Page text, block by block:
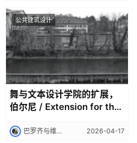
公共建筑设计
舞与文本设计学院的扩展，
伯尔尼 / Extension for the
Textile Design, Bern | 巴罗
巴罗齐与维加建筑事务所｜Barozzi Veiga 2026-04-17